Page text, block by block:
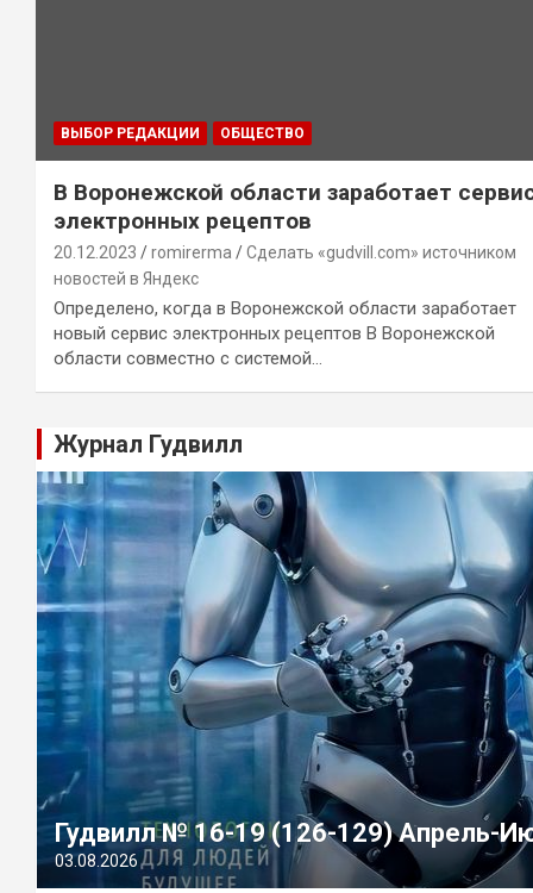
ВЫБОР РЕДАКЦИИ ОБЩЕСТВО
В Воронежской области заработает
электронных рецептов
20.12.2023 romirerma
Сделать «gudvill.com» источником
новостей в Яндекс
Определено, когда в Воронежской области заработает
новый сервис электронных рецептов В Воронежской
области совместно с системой…
Журнал Гудвилл
Гудвилл № 16-19 (126-129) Апрель-
03.08.2026